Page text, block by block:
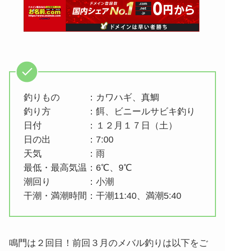
釣りもの ：カワハギ、真鯛
釣り方 ：餌、ビニールサビキ釣り
日付 ：１２月１７日（土）
日の出 ：7:00
天気 ：雨
最低・最高気温：6℃、9℃
潮回り ：小潮
干潮・満潮時間：干潮11:40、満潮5:40
鳴門は２回目！前回３月のメバル釣りは以下をご